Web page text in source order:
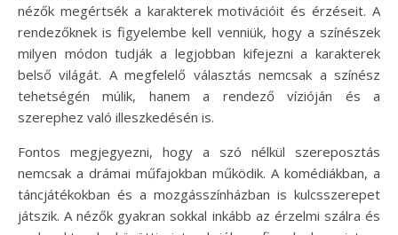
nézők megértsék a karakterek motivációit és érzéseit. A
rendezőknek is figyelembe kell venniük, hogy a színészek
milyen módon tudják a legjobban kifejezni a karakterek
belső világát. A megfelelő választás nemcsak a színész
tehetségén múlik, hanem a rendező vízióján és a
szerephez való illeszkedésén is.
Fontos megjegyezni, hogy a szó nélkül szereposztás
nemcsak a drámai műfajokban működik. A komédiákban, a
táncjátékokban és a mozgásszínházban is kulcsszerepet
játszik. A nézők gyakran sokkal inkább az érzelmi szálra és